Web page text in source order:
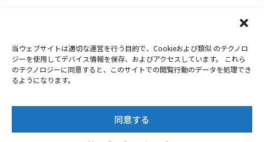
当ウェブサイトは適切な運営を行う目的で、Cookieおよび類似 のテクノロ
ジーを使用してデバイス情報を保存、およびアクセスしています。 これら
のテクノロジーに同意すると、このサイトでの閲覧行動のデータを処理でき
るようになります。
同意する
Copyright 2019-2026Nextorage
プライバシーポリシー
ウェブサイト利用条件